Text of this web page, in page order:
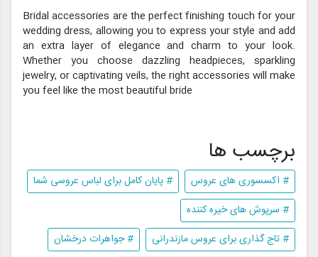
Bridal accessories are the perfect finishing touch for your
wedding dress, allowing you to express your style and add
an extra layer of elegance and charm to your look.
Whether you choose dazzling headpieces, sparkling
jewelry, or captivating veils, the right accessories will make
you feel like the most beautiful bride
برچسب ها
# اکسسوری های عروس
# پایان کامل برای لباس عروسی شما
# سرپوش های خیره کننده
# تاج گذاری برای عروس مازندرانی
# جواهرات درخشان